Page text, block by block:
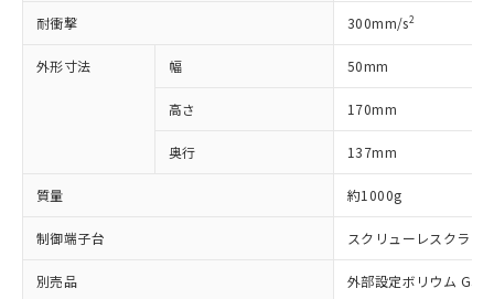
耐衝撃 300mm/s2
外形寸法 幅 50mm
高さ 170mm
奥行 137mm
質量 約1000g
制御端子台 スクリューレスクラン
別売品 外部設定ボリウム
り、2022年1月12日より割愛しておりま